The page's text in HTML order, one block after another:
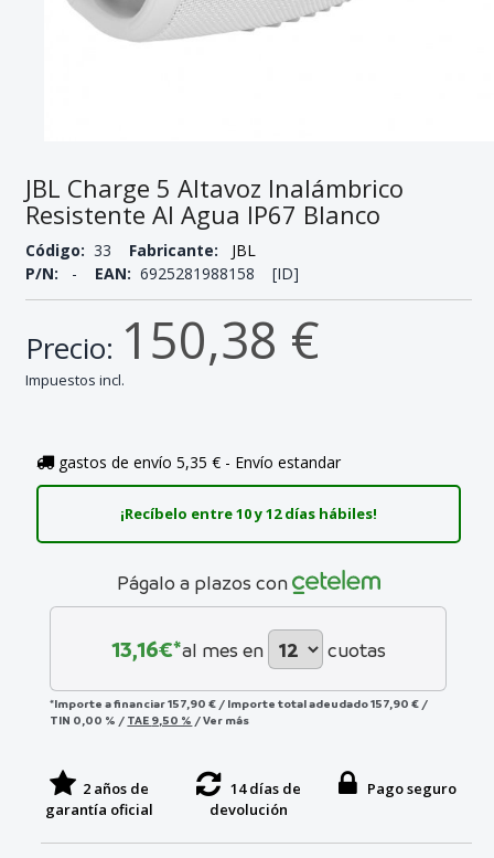
JBL Charge 5 Altavoz Inalámbrico
Resistente Al Agua IP67 Blanco
Código: 33 Fabricante:
JBL
P/N:
- EAN: 6925281988158 [ID]
Precio: 150,38 €
Impuestos incl.
gastos de envío 5,35 € - Envío estandar
¡Recíbelo entre 10 y 12 días hábiles!
Págalo a plazos con
13,16€*al mes en cuotas
*Importe a financiar157,90 € / Importe total adeudado157,90 € /
TIN 0,00 % / TAE 9,50 % /Ver más
2 años de
garantía oficial
14 días de
devolución
Pago seguro